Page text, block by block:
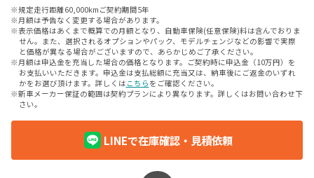
※規定走行距離60,000kmご契約期間5年
※月額は予告なく変更する場合があります。
※表示価格はあくまで概算での月額となり、自動車保険(任意保険)料は含んでおりま
せん。また、選択されるオプションやパック、モデルチェンジなどの影響で実際
と価格が異なる場合がございますので、あらかじめご了承ください。
※月額は申込金を充当した場合の価格となります。ご契約時に申込金（10万円）を
お支払いいただきます。申込金は支払総額に充当又は、納車後にご返金のいずれ
かをお選び頂けます。詳しくは こちら をご確認ください。
※新車メーカー保証の範囲は契約プランにより異なります。詳しくはお問い合わせ下
さい。
LINEで在庫確認・見積依頼